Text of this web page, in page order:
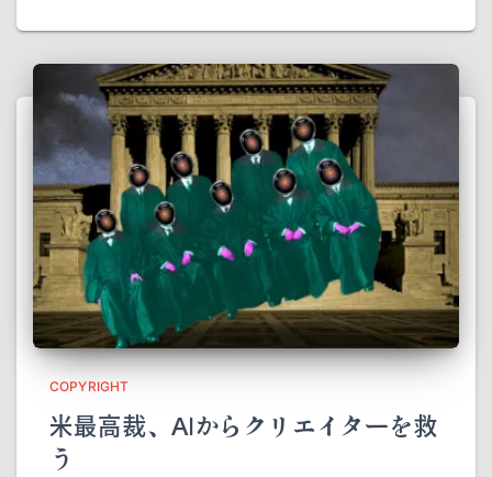
COPYRIGHT
米最高裁、AIからクリエイターを救
う